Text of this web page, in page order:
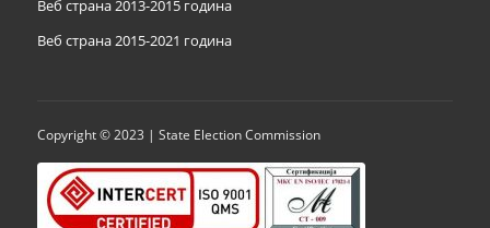
Веб страна 2013-2015 година
Веб страна 2015-2021 година
Copyright © 2023 | State Election Commission